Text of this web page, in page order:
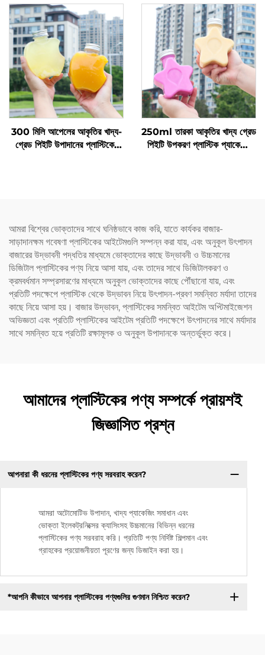
পারে 2-রুম ডবল স্প্লিট বোবা কাপ
300 মিলি আপেলের আকৃতির খাদ্য-
গ্রেড পিইটি উপাদানের প্লাস্টিকের
250ml তারকা আকৃতির খাদ্য গ্রেড
পিইটি উপকরণ প্লাস্টিক প্যাকেজিং
আমরা বিশ্বের ভোক্তাদের সাথে ঘনিষ্ঠভাবে কাজ করি, যাতে কার্যকর বাজার-
সাড়াদানক্ষম গবেষণা প্লাস্টিকের আইটেমগুলি সম্পন্ন করা যায়, এবং অনুকূল উৎপাদন
বাজারের উদ্ভাবনী পদ্ধতির মাধ্যমে ভোক্তাদের কাছে উদ্ভাবনী ও উচ্চমানের
ডিজিটাল প্লাস্টিকের পণ্য নিয়ে আসা যায়, এবং তাদের সাথে ডিজিটালকরণ ও
ক্রমবর্ধমান সম্প্রসারণের মাধ্যমে অনুকূল ভোক্তাদের কাছে পৌঁছানো যায়, এবং
প্রতিটি পদক্ষেপে প্লাস্টিক থেকে উদ্ভাবন নিয়ে উৎপাদন-প্রবণ সমন্বিত মর্যাদা তাদের
কাছে নিয়ে আসা হয়। বাজার উদ্ভাবন, প্লাস্টিকের সমন্বিত আইটেম অপ্টিমাইজেশন
অভিজ্ঞতা এবং প্রতিটি প্লাস্টিকের আইটেম প্রতিটি পদক্ষেপে উৎপাদনের সাথে মর্যাদার
সাথে সমন্বিত হয়ে প্রতিটি রক্ষামূলক ও অনুকূল উপাদানকে অন্তর্ভুক্ত করে।
আমাদের প্লাস্টিকের পণ্য সম্পর্কে প্রায়শই
জিজ্ঞাসিত প্রশ্ন
আপনারা কী ধরনের প্লাস্টিকের পণ্য সরবরাহ করেন?
আমরা অটোমোটিভ উপাদান, খাদ্য প্যাকেজিং সমাধান এবং
ভোক্তা ইলেকট্রনিক্সের ক্যাসিংসহ উচ্চমানের বিভিন্ন ধরনের
প্লাস্টিকের পণ্য সরবরাহ করি। প্রতিটি পণ্য নির্দিষ্ট শিল্পমান এবং
গ্রাহকের প্রয়োজনীয়তা পূরণের জন্য ডিজাইন করা হয়।
*আপনি কীভাবে আপনার প্লাস্টিকের পণ্যগুলির গুণমান নিশ্চিত করেন?